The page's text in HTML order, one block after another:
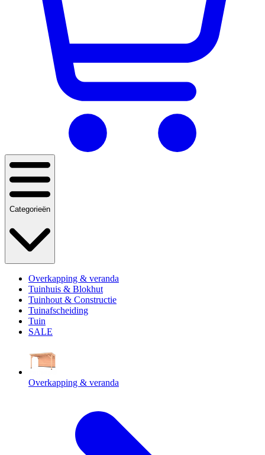
Categorieën
Overkapping & veranda
Tuinhuis & Blokhut
Tuinhout & Constructie
Tuinafscheiding
Tuin
SALE
Overkapping & veranda